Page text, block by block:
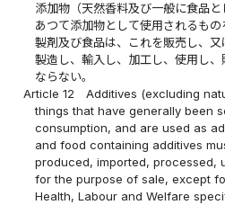
添加物（天然香料及び一般に食品
あつて添加物として使用されるも
製剤及び食品は、これを販売し、又
製造し、輸入し、加工し、使用し
ならない。
Article 12
Additives (excluding
things that have generally been
consumption, and are used as
and food containing additives
produced, imported, processed,
for the purpose of sale, except
Health, Labour and Welfare